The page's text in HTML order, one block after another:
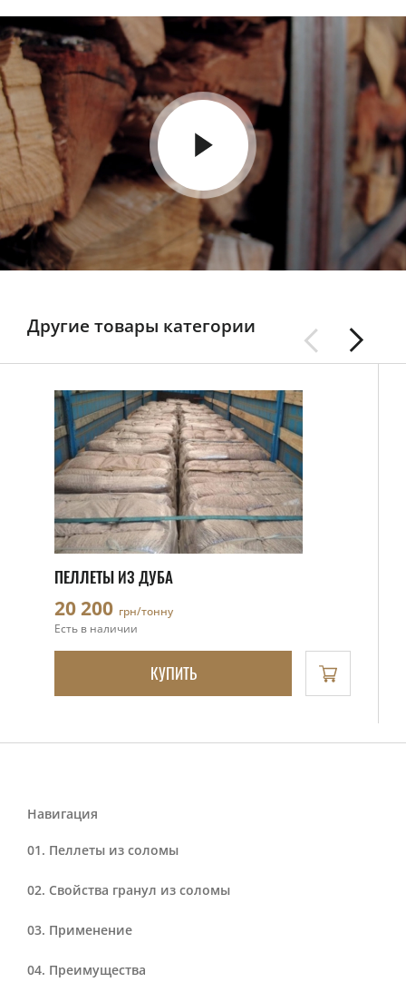
Навигация
Пеллеты из соломы
Свойства гранул из соломы
Применение
Преимущества
Другие товары категории
ПЕЛЛЕТЫ ИЗ ДУБА
20 200 грн/тонну
Есть в наличии
КУПИТЬ